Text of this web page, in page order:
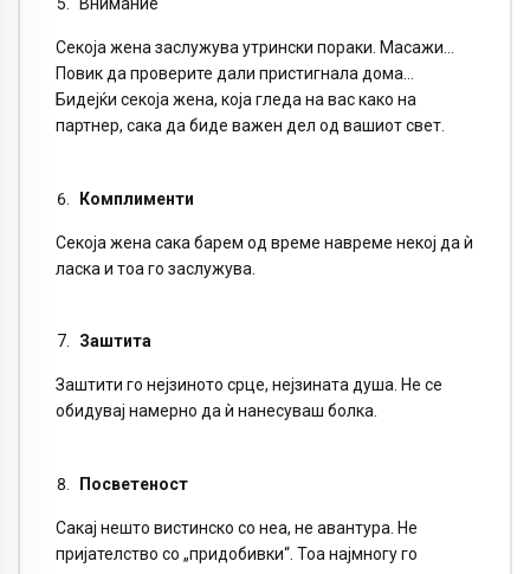
Секоја жена заслужува утрински пораки. Масажи…
Повик да проверите дали пристигнала дома…
Бидејќи секоја жена, која гледа на вас како на
партнер, сака да биде важен дел од вашиот свет.
Комплименти
Секоја жена сака барем од време навреме некој да ѝ
ласка и тоа го заслужува.
Заштита
Заштити го нејзиното срце, нејзината душа. Не се
обидувај намерно да ѝ нанесуваш болка.
Посветеност
Сакај нешто вистинско со неа, не авантура. Не
пријателство со „придобивки“. Тоа најмногу го